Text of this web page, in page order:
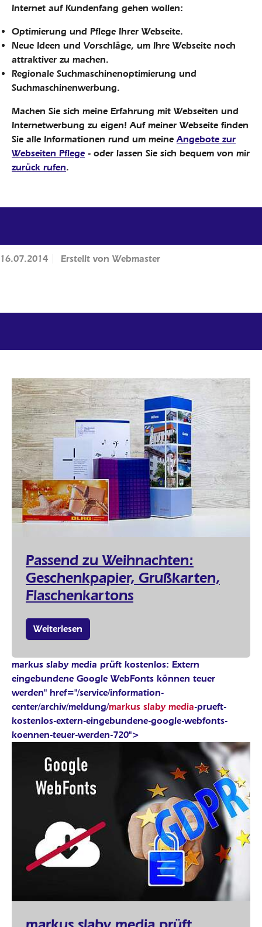
Internet auf Kundenfang gehen wollen:
Optimierung und Pflege Ihrer Webseite.
Neue Ideen und Vorschläge, um Ihre Webseite noch
attraktiver zu machen.
Regionale Suchmaschinenoptimierung und
Suchmaschinenwerbung.
Machen Sie sich meine Erfahrung mit Webseiten und
Internetwerbung zu eigen! Auf meiner Webseite finden
Sie alle Informationen rund um meine Angebote zur
Webseiten Pflege - oder lassen Sie sich bequem von mir
zurück rufen.
16.07.2014 Erstellt von Webmaster
Passend zu Weihnachten:
Geschenkpapier, Grußkarten,
Flaschenkartons
Weiterlesen
markus slaby media prüft kostenlos: Extern
eingebundene Google WebFonts können teuer
werden" href="/service/information-
center/archiv/meldung/markus slaby media-prueft-
kostenlos-extern-eingebundene-google-webfonts-
koennen-teuer-werden-720">